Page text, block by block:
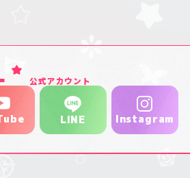
公式アカウント
LINE Instagram